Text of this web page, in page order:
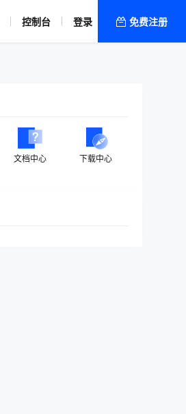
控制台 登录 免费注册
文档中心 下载中心